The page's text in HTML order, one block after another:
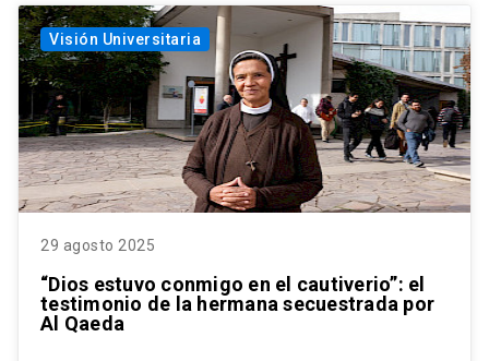
Visión Universitaria
29 agosto 2025
“Dios estuvo conmigo en el cautiverio”: el
testimonio de la hermana secuestrada por
Al Qaeda